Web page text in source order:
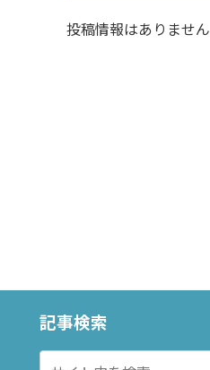
投稿情報はありません
記事検索